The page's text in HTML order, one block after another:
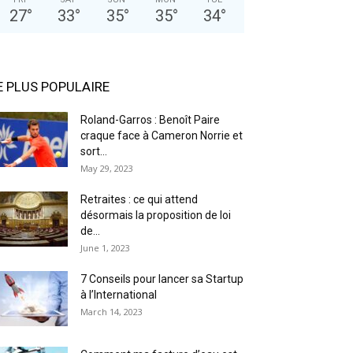
27° 33° 35° 35° 34°
PLUS POPULAIRE
Roland-Garros : Benoît Paire
craque face à Cameron Norrie et
sort...
May 29, 2023
Retraites : ce qui attend
désormais la proposition de loi
de...
June 1, 2023
7 Conseils pour lancer sa Startup
à l’International
March 14, 2023